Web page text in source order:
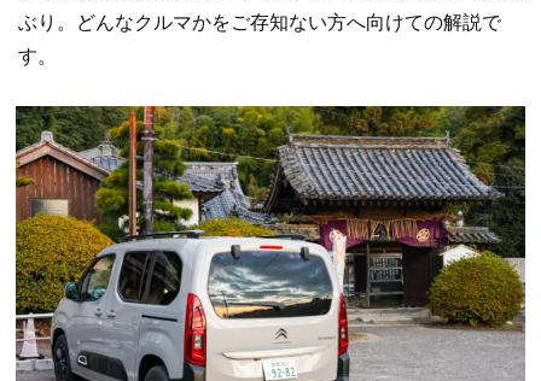
ぶり。どんなクルマかをご存知ない方へ向けての解説で
す。